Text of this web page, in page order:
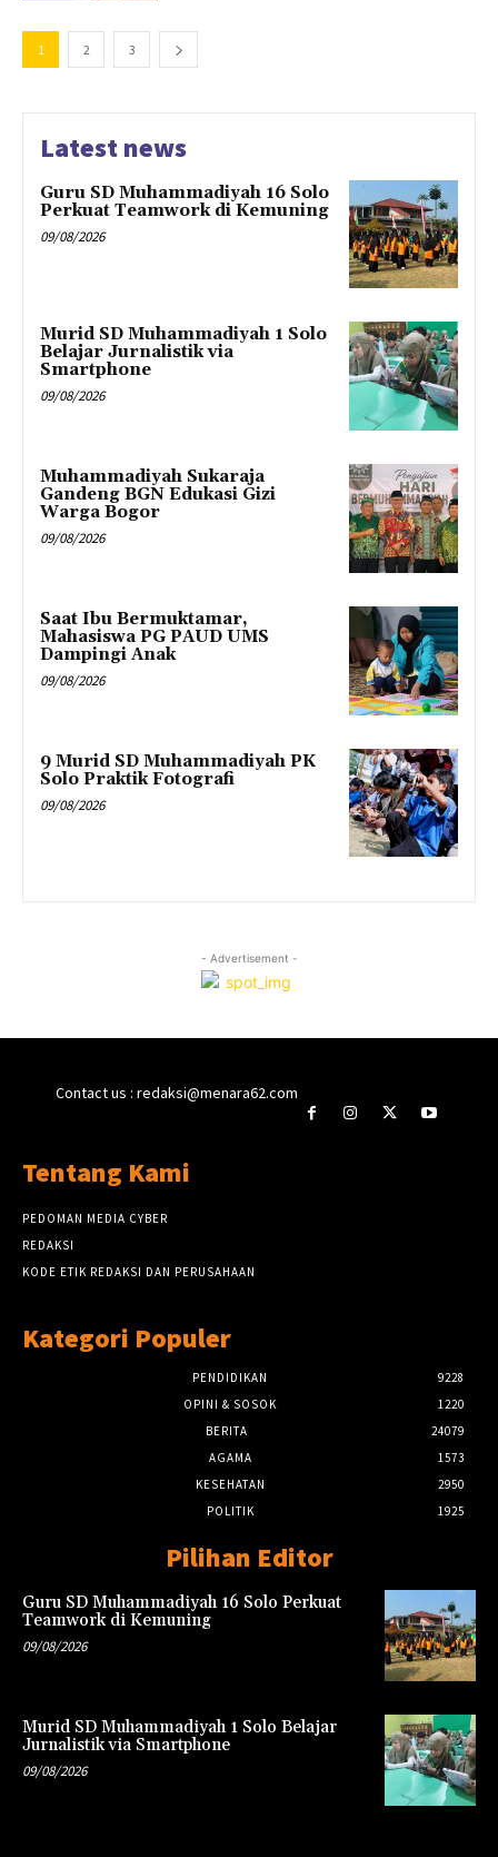
1 2 3
Latest news
Guru SD Muhammadiyah 16 Solo
Perkuat Teamwork di Kemuning
09/08/2026
Murid SD Muhammadiyah 1 Solo
Belajar Jurnalistik via
Smartphone
09/08/2026
Muhammadiyah Sukaraja
Gandeng BGN Edukasi Gizi
Warga Bogor
09/08/2026
Saat Ibu Bermuktamar,
Mahasiswa PG PAUD UMS
Dampingi Anak
09/08/2026
9 Murid SD Muhammadiyah PK
Solo Praktik Fotografi
09/08/2026
- Advertisement -
Contact us : redaksi@menara62.com
Tentang Kami
PEDOMAN MEDIA CYBER
REDAKSI
KODE ETIK REDAKSI DAN PERUSAHAAN
Kategori Populer
PENDIDIKAN
9228
OPINI & SOSOK
1220
BERITA
24079
AGAMA
1573
KESEHATAN
2950
POLITIK
1925
Pilihan Editor
Guru SD Muhammadiyah 16 Solo Perkuat
Teamwork di Kemuning
09/08/2026
Murid SD Muhammadiyah 1 Solo Belajar
Jurnalistik via Smartphone
09/08/2026